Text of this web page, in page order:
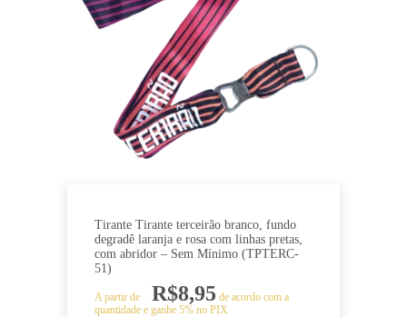
Tirante Tirante terceirão branco, fundo
degradê laranja e rosa com linhas pretas,
com abridor – Sem Mínimo (TPTERC-
51)
A partir de R$8,95 de acordo com a
quantidade e ganhe 5% no PIX